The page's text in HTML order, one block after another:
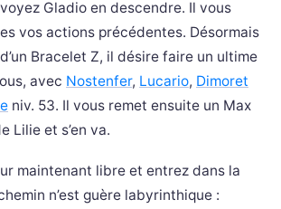
Gladio en descendre. Il vous
vos actions précédentes. Désormais
Bracelet Z, il désire faire un ultime
avec Nostenfer, Lucario, Dimoret
niv. 53. Il vous remet ensuite un Max
Lilie et s’en va.
maintenant libre et entrez dans la
n’est guère labyrinthique :